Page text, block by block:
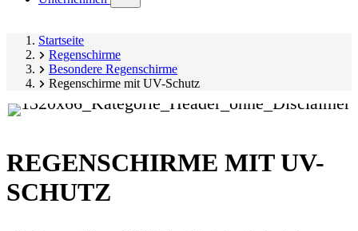
submenu)
Startseite
Regenschirme
Besondere Regenschirme
Regenschirme mit UV-Schutz
REGENSCHIRME MIT UV-
SCHUTZ